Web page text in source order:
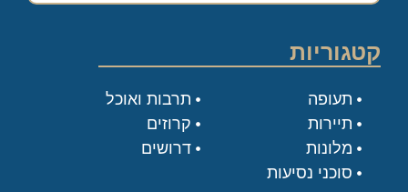
קטגוריות
תעופה
תיירות
מלונות
סוכני נסיעות
תרבות ואוכל
קרוזים
דרושים